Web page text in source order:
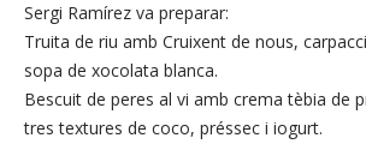
Sergi Ramírez va preparar:
Truita de riu amb Cruixent de nous,
sopa de xocolata blanca.
Bescuit de peres al vi amb crema tèbia de
tres textures de coco, préssec i iogurt.